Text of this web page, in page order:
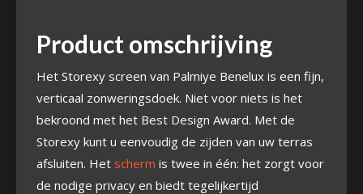
Product omschrijving
Het Storexy screen van Palmiye Benelux is een fijn,
verticaal zonweringsdoek. Niet voor niets is het
bekroond met het Best Design Award. Met de
Storexy kunt u eenvoudig de zijden van uw terras
afsluiten. Het scherm is twee in één: het zorgt voor
de nodige privacy en biedt tegelijkertijd